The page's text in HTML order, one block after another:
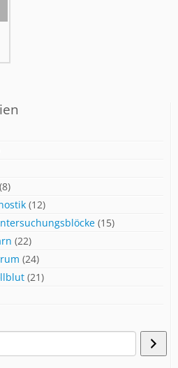
(8)
(12)
(15)
(22)
(24)
(21)